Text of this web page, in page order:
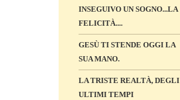
INSEGUIVO UN SOGNO...LA
FELICITÀ....
GESÙ TI STENDE OGGI LA
SUA MANO.
LA TRISTE REALTÀ, DEGLI
ULTIMI TEMPI